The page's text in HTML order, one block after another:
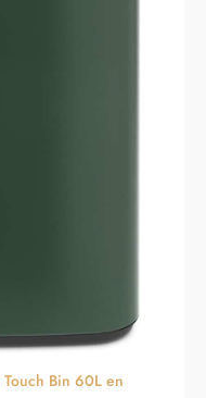
Bin 60L en